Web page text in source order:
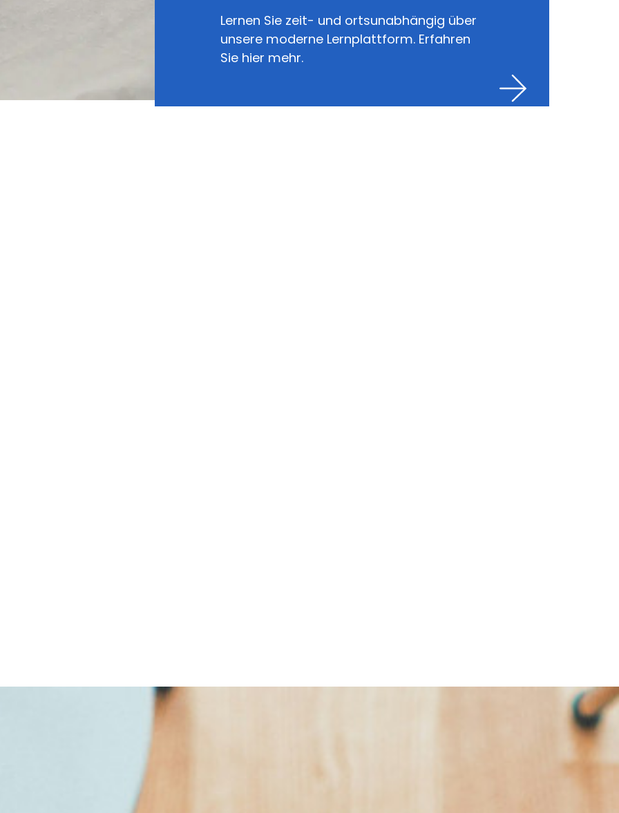
Lernen Sie zeit- und ortsunabhängig über
unsere moderne Lernplattform. Erfahren
Sie hier mehr.